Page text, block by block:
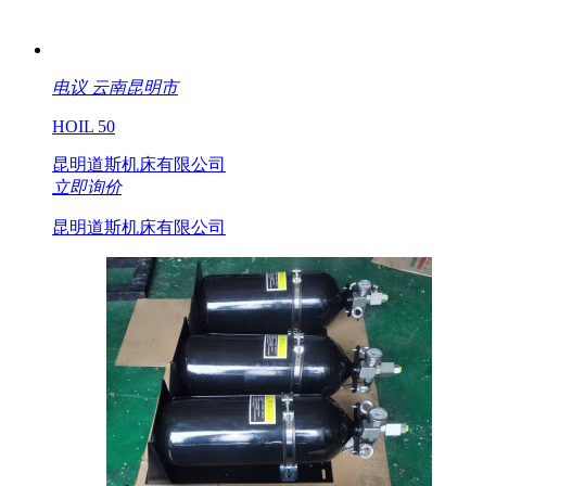
电议 云南昆明市
HOIL 50
昆明道斯机床有限公司
立即询价
昆明道斯机床有限公司